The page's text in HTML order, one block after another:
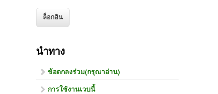
นำทาง
ข้อตกลงร่วม(กรุณาอ่าน)
การใช้งานเวบนี้